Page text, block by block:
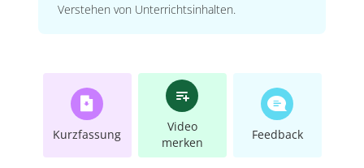
Verstehen von Unterrichtsinhalten.
Kurzfassung
Video
merken
Feedback